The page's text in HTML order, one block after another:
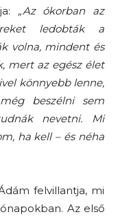
„Az ókorban az
ledobták a
volna, mindent és
mert az egész élet
könnyebb lenne,
beszélni sem
nevetni. Mi
ha kell – és néha
felvillantja, mi
Az első